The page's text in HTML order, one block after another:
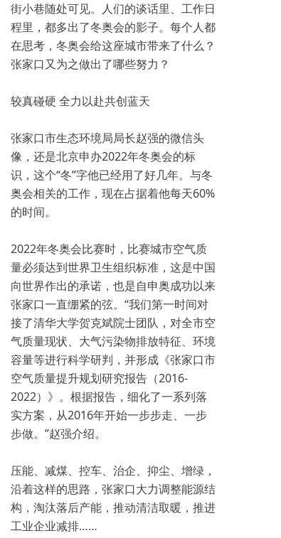
街小巷随处可见。人们的谈话里、工作日
程里，都多出了冬奥会的影子。每个人都
在思考，冬奥会给这座城市带来了什么？
张家口又为之做出了哪些努力？
较真碰硬 全力以赴共创蓝天
张家口市生态环境局局长赵强的微信头
像，还是北京申办2022年冬奥会的标
识，这个“冬”字他已经用了好几年。与冬
奥会相关的工作，现在占据着他每天60%
的时间。
2022年冬奥会比赛时，比赛城市空气质
量必须达到世界卫生组织标准，这是中国
向世界作出的承诺，也是自申奥成功以来
张家口一直绷紧的弦。“我们第一时间对
接了清华大学贺克斌院士团队，对全市空
气质量现状、大气污染物排放特征、环境
容量等进行科学研判，并形成《张家口市
空气质量提升规划研究报告（2016-
2022）》。根据报告，细化了一系列落
实方案，从2016年开始一步步走、一步
步做。”赵强介绍。
压能、减煤、控车、治企、抑尘、增绿，
沿着这样的思路，张家口大力调整能源结
构，淘汰落后产能，推动清洁取暖，推进
工业企业减排……